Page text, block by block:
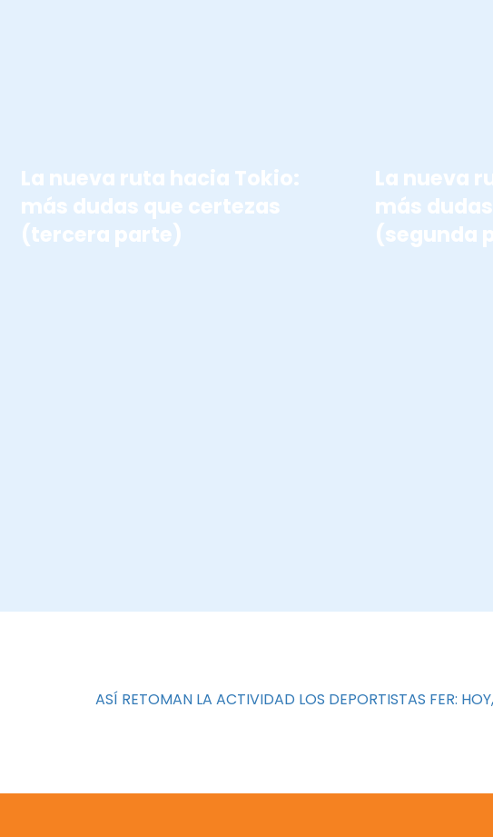
La nueva ruta hacia Tokio:
más dudas que certezas
(tercera parte)
La nueva
más
(segunda
ASÍ RETOMAN LA ACTIVIDAD LOS DEPORTISTAS FER: